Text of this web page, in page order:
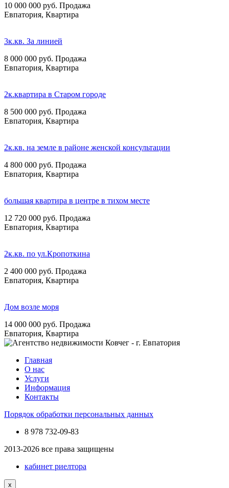
10 000 000 руб. Продажа
Евпатория, Квартира
3к.кв. За линией
8 000 000 руб. Продажа
Евпатория, Квартира
2к.квартира в Старом городе
8 500 000 руб. Продажа
Евпатория, Квартира
2к.кв. на земле в районе женской консультации
4 800 000 руб. Продажа
Евпатория, Квартира
большая квартира в центре в тихом месте
12 720 000 руб. Продажа
Евпатория, Квартира
2к.кв. по ул.Кропоткина
2 400 000 руб. Продажа
Евпатория, Квартира
Дом возле моря
14 000 000 руб. Продажа
Евпатория, Квартира
Главная
О нас
Услуги
Информация
Контакты
Порядок обработки персональных данных
8 978 732-09-83
2013-2026 все права защищены
кабинет риелтора
x